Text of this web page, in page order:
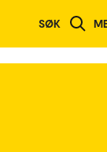
SØK